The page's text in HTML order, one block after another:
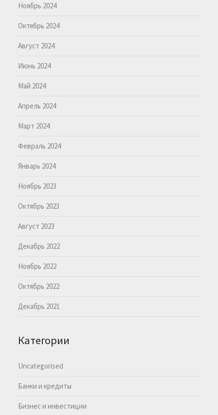
Ноябрь 2024
Октябрь 2024
Август 2024
Июнь 2024
Май 2024
Апрель 2024
Март 2024
Февраль 2024
Январь 2024
Ноябрь 2023
Октябрь 2023
Август 2023
Декабрь 2022
Ноябрь 2022
Октябрь 2022
Декабрь 2021
Категории
Uncategorised
Банки и кредиты
Бизнес и инвестиции